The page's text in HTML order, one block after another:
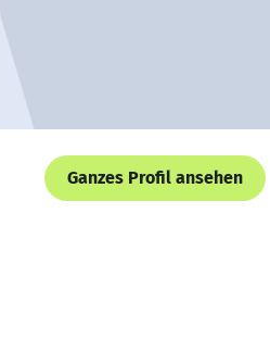
Ganzes Profil ansehen